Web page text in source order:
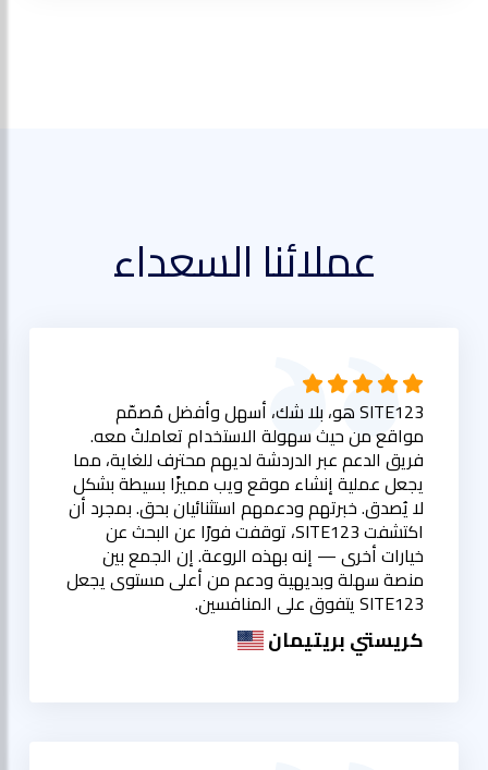
عملائنا السعداء
SITE123 هو، بلا شك، أسهل وأفضل مُصمّم
مواقع من حيث سهولة الاستخدام تعاملتُ معه.
فريق الدعم عبر الدردشة لديهم محترف للغاية، مما
يجعل عملية إنشاء موقع ويب مميزًا بسيطة بشكل
لا يُصدق. خبرتهم ودعمهم استثنائيان بحق. بمجرد أن
اكتشفت SITE123، توقفت فورًا عن البحث عن
خيارات أخرى — إنه بهذه الروعة. إن الجمع بين
منصة سهلة وبديهية ودعم من أعلى مستوى يجعل
SITE123 يتفوق على المنافسين.
كريستي بريتيمان